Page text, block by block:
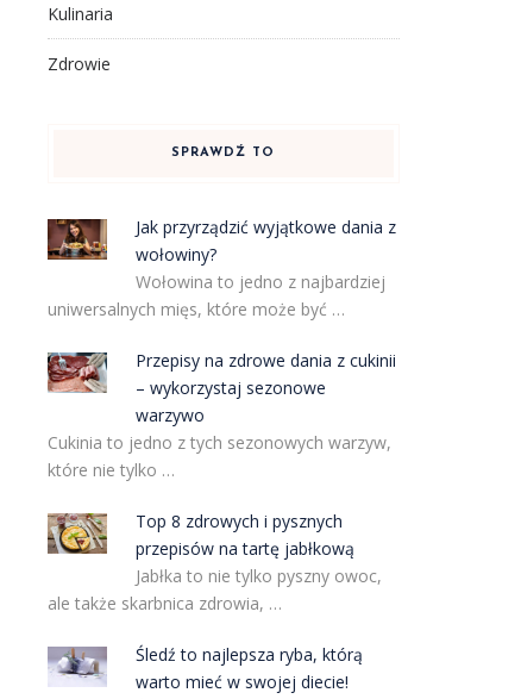
Kulinaria
Zdrowie
SPRAWDŹ TO
Jak przyrządzić wyjątkowe dania z
wołowiny?
Wołowina to jedno z najbardziej
uniwersalnych mięs, które może być …
Przepisy na zdrowe dania z cukinii
– wykorzystaj sezonowe
warzywo
Cukinia to jedno z tych sezonowych warzyw,
które nie tylko …
Top 8 zdrowych i pysznych
przepisów na tartę jabłkową
Jabłka to nie tylko pyszny owoc,
ale także skarbnica zdrowia, …
Śledź to najlepsza ryba, którą
warto mieć w swojej diecie!